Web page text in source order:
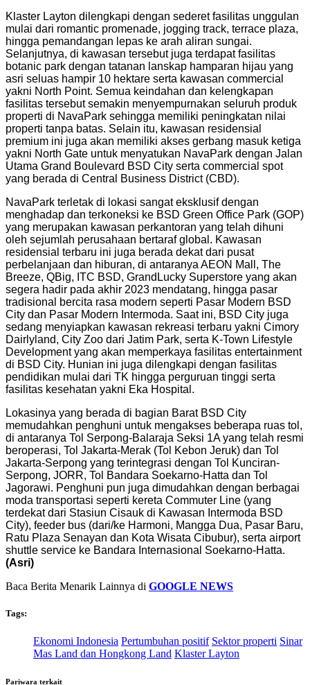
Klaster Layton dilengkapi dengan sederet fasilitas unggulan
mulai dari romantic promenade, jogging track, terrace plaza,
hingga pemandangan lepas ke arah aliran sungai.
Selanjutnya, di kawasan tersebut juga terdapat fasilitas
botanic park dengan tatanan lanskap hamparan hijau yang
asri seluas hampir 10 hektare serta kawasan commercial
yakni North Point. Semua keindahan dan kelengkapan
fasilitas tersebut semakin menyempurnakan seluruh produk
properti di NavaPark sehingga memiliki peningkatan nilai
properti tanpa batas. Selain itu, kawasan residensial
premium ini juga akan memiliki akses gerbang masuk ketiga
yakni North Gate untuk menyatukan NavaPark dengan Jalan
Utama Grand Boulevard BSD City serta commercial spot
yang berada di Central Business District (CBD).
NavaPark terletak di lokasi sangat eksklusif dengan
menghadap dan terkoneksi ke BSD Green Office Park (GOP)
yang merupakan kawasan perkantoran yang telah dihuni
oleh sejumlah perusahaan bertaraf global. Kawasan
residensial terbaru ini juga berada dekat dari pusat
perbelanjaan dan hiburan, di antaranya AEON Mall, The
Breeze, QBig, ITC BSD, GrandLucky Superstore yang akan
segera hadir pada akhir 2023 mendatang, hingga pasar
tradisional bercita rasa modern seperti Pasar Modern BSD
City dan Pasar Modern Intermoda. Saat ini, BSD City juga
sedang menyiapkan kawasan rekreasi terbaru yakni Cimory
Dairlyland, City Zoo dari Jatim Park, serta K-Town Lifestyle
Development yang akan memperkaya fasilitas entertainment
di BSD City. Hunian ini juga dilengkapi dengan fasilitas
pendidikan mulai dari TK hingga perguruan tinggi serta
fasilitas kesehatan yakni Eka Hospital.
Lokasinya yang berada di bagian Barat BSD City
memudahkan penghuni untuk mengakses beberapa ruas tol,
di antaranya Tol Serpong-Balaraja Seksi 1A yang telah resmi
beroperasi, Tol Jakarta-Merak (Tol Kebon Jeruk) dan Tol
Jakarta-Serpong yang terintegrasi dengan Tol Kunciran-
Serpong, JORR, Tol Bandara Soekarno-Hatta dan Tol
Jagorawi. Penghuni pun juga dimudahkan dengan berbagai
moda transportasi seperti kereta Commuter Line (yang
terdekat dari Stasiun Cisauk di Kawasan Intermoda BSD
City), feeder bus (dari/ke Harmoni, Mangga Dua, Pasar Baru,
Ratu Plaza Senayan dan Kota Wisata Cibubur), serta airport
shuttle service ke Bandara Internasional Soekarno-Hatta.
(Asri)
Baca Berita Menarik Lainnya di GOOGLE NEWS
Tags:
Ekonomi Indonesia Pertumbuhan positif Sektor properti Sinar
Mas Land dan Hongkong Land Klaster Layton
Pariwara terkait